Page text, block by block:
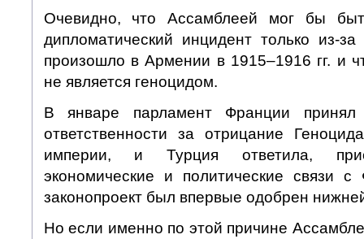
Очевидно, что Ассамблеей мог бы
дипломатический инцидент только из-
произошло в Армении в 1915–1916 гг. и
не является геноцидом.
В январе парламент Франции принял
ответственности за отрицание
империи, и Турция ответила,
экономические и политические связи с
законопроект был впервые одобрен
Но если именно по этой причине